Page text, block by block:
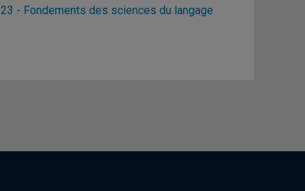
- Fondements des sciences du langage